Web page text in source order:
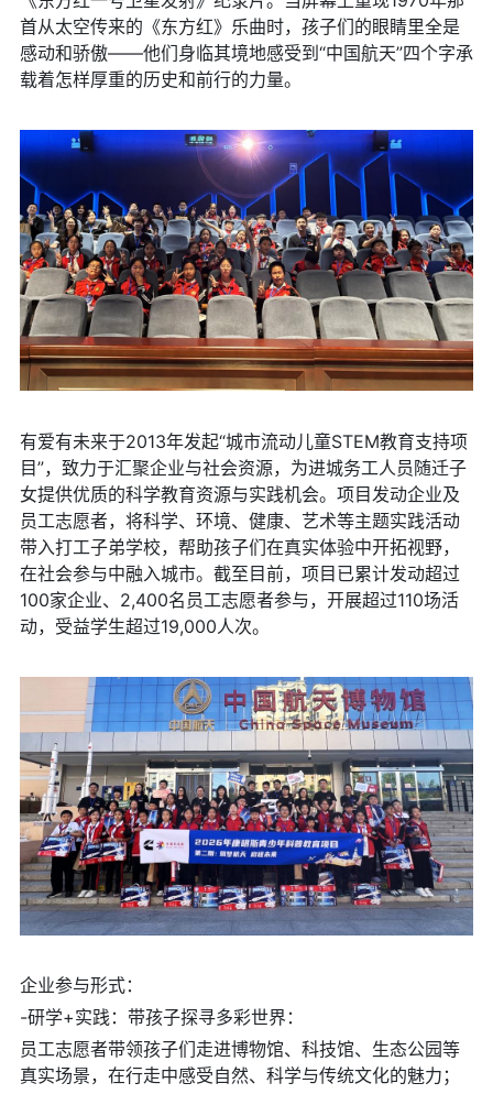
首从太空传来的《东方红》乐曲时，孩子们的眼睛里全是
感动和骄傲——他们身临其境地感受到“中国航天”四个字承
载着怎样厚重的历史和前行的力量。
有爱有未来于2013年发起“城市流动儿童STEM教育支持项
目”，致力于汇聚企业与社会资源，为进城务工人员随迁子
女提供优质的科学教育资源与实践机会。项目发动企业及
员工志愿者，将科学、环境、健康、艺术等主题实践活动
带入打工子弟学校，帮助孩子们在真实体验中开拓视野，
在社会参与中融入城市。截至目前，项目已累计发动超过
100家企业、2,400名员工志愿者参与，开展超过110场活
动，受益学生超过19,000人次。
企业参与形式：
-研学+实践：带孩子探寻多彩世界：
员工志愿者带领孩子们走进博物馆、科技馆、生态公园等
真实场景，在行走中感受自然、科学与传统文化的魅力；